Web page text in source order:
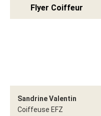
Flyer Coiffeur
Sandrine Valentin
Coiffeuse EFZ